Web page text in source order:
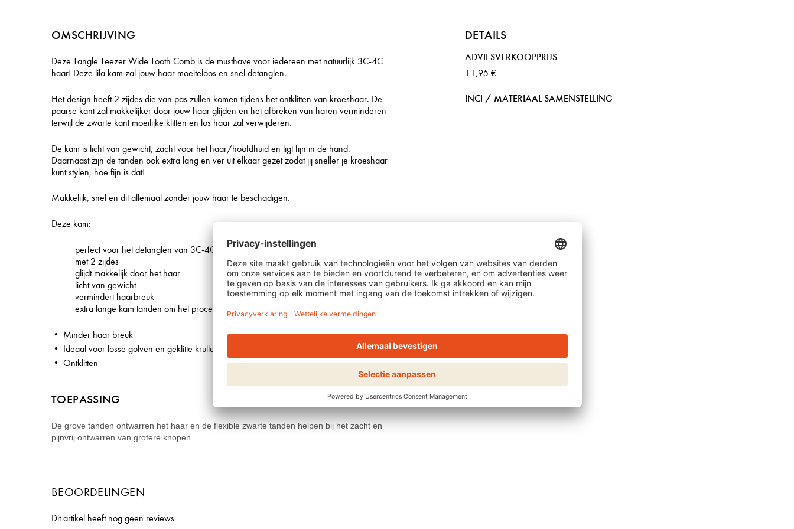
OMSCHRIJVING
Deze Tangle Teezer Wide Tooth Comb is de musthave voor iedereen met natuurlijk 3C-4C
haar! Deze lila kam zal jouw haar moeiteloos en snel detanglen.
Het design heeft 2 zijdes die van pas zullen komen tijdens het ontklitten van kroeshaar. De
paarse kant zal makkelijker door jouw haar glijden en het afbreken van haren verminderen
terwijl de zwarte kant moeilijke klitten en los haar zal verwijderen.
De kam is licht van gewicht, zacht voor het haar/hoofdhuid en ligt fijn in de hand.
Daarnaast zijn de tanden ook extra lang en ver uit elkaar gezet zodat jij sneller je kroeshaar
kunt stylen, hoe fijn is dat!
Makkelijk, snel en dit allemaal zonder jouw haar te beschadigen.
Deze kam:
perfect voor het detanglen van 3C-4C haar
met 2 zijdes
glijdt makkelijk door het haar
licht van gewicht
vermindert haarbreuk
extra lange kam tanden om het proces te versnellen
Minder haar breuk
Ideaal voor losse golven en geklitte krullen
Ontklitten
TOEPASSING
De grove tanden ontwarren het haar en de flexible zwarte tanden helpen bij het zacht en
pijnvrij ontwarren van grotere knopen.
DETAILS
ADVIESVERKOOPPRIJS
11,95 €
INCI / MATERIAAL SAMENSTELLING
BEOORDELINGEN
Dit artikel heeft nog geen reviews